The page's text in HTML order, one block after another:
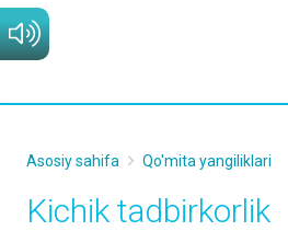
Asosiy sahifa Qo'mita yangiliklari
Kichik tadbirkorlik